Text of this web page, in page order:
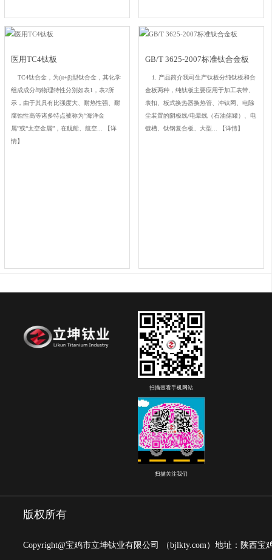
医用TC4钛板
TC4钛合金，为(α+β)型钛合金，其化学
组成成分与物理特性分别如表1，表2所
示，由于其具有比强度大、耐热性强、耐
腐蚀性高等诸多特点被称为“海洋金
属”或“太空金属”，在舰船、航空...
【详
情】
GB/T 3625-2007标准钛合金板
1. 产品简介我司生产钛板分纯钛板和合
金板两种，纯钛板主要应用于加工表带、
表扣、板式换热器换热管、冲钛网、电除
尘装置的阴极线/电晕线（石油储罐）、电
镀槽、钛钢复合板、大型...
【详情】
扫描查看手机网站
扫描关注我们
版权所有
Copyright@宝鸡市立坤钛业有限公司 （bjlkty.com） 地址：陕西宝